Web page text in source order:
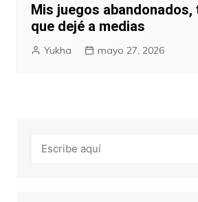
Mis juegos
que dejé a medias
Yukha mayo 27, 2026